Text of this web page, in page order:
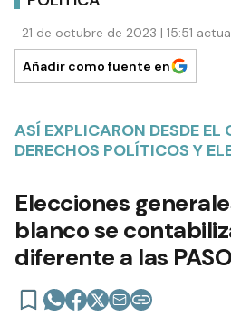
21 de octubre de 2023 | 15:51
Añadir como fuente en
ASÍ EXPLICARON DESDE EL
DERECHOS POLÍTICOS Y
Elecciones
blanco se
diferente a las PASO